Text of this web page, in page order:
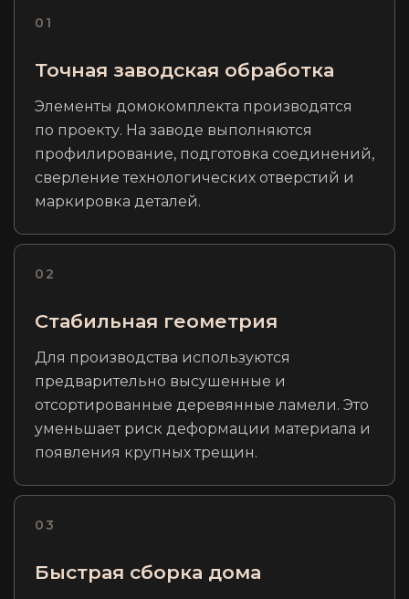
01
Точная заводская обработка
Элементы домокомплекта производятся
по проекту. На заводе выполняются
профилирование, подготовка соединений,
сверление технологических отверстий и
маркировка деталей.
02
Стабильная геометрия
Для производства используются
предварительно высушенные и
отсортированные деревянные ламели. Это
уменьшает риск деформации материала и
появления крупных трещин.
03
Быстрая сборка дома